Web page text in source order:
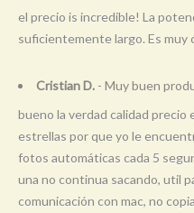
el precio is incredible! La
suficientemente largo. Es muy
Cristian D. - Muy buen
bueno la verdad calidad precio
estrellas por que yo le
fotos automáticas cada 5
una no continua sacando, util
comunicación con mac, no